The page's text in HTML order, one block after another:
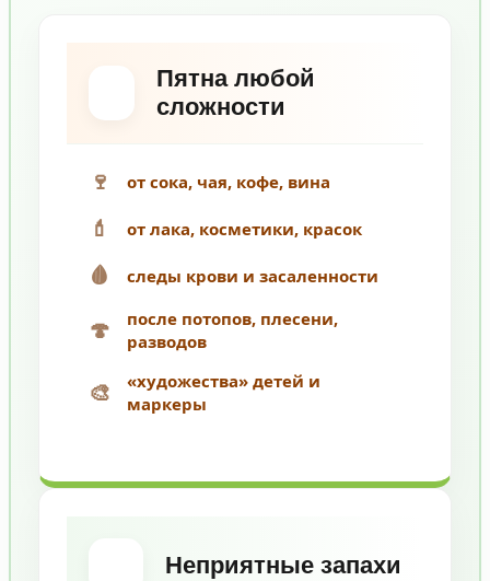
Пятна любой
сложности
🍷 от сока, чая, кофе, вина
💄 от лака, косметики, красок
🩸 следы крови и засаленности
🍄
после потопов, плесени,
разводов
🎨
«художества» детей и
маркеры
Неприятные запахи